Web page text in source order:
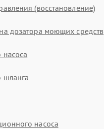
(восстановление)
дозатора моющих средств
насоса
шланга
насоса